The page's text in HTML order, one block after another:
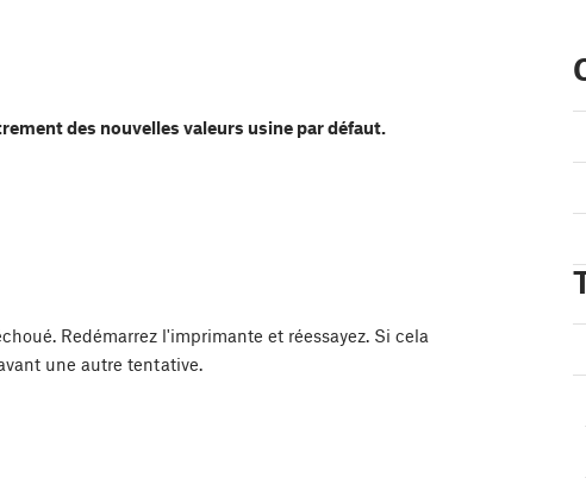
des nouvelles valeurs usine par défaut.
Redémarrez l'imprimante et réessayez. Si cela
une autre tentative.